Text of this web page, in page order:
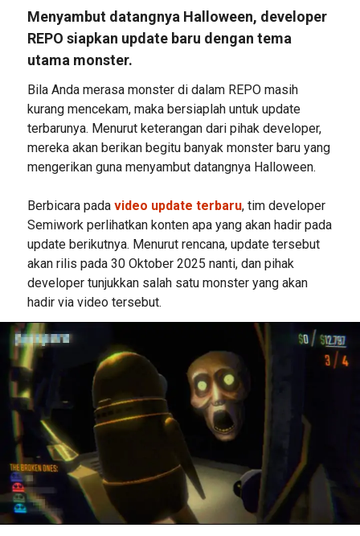
Menyambut datangnya Halloween, developer
REPO siapkan update baru dengan tema
utama monster.
Bila Anda merasa monster di dalam REPO masih
kurang mencekam, maka bersiaplah untuk update
terbarunya. Menurut keterangan dari pihak developer,
mereka akan berikan begitu banyak monster baru yang
mengerikan guna menyambut datangnya Halloween.
Berbicara pada video update terbaru, tim developer
Semiwork perlihatkan konten apa yang akan hadir pada
update berikutnya. Menurut rencana, update tersebut
akan rilis pada 30 Oktober 2025 nanti, dan pihak
developer tunjukkan salah satu monster yang akan
hadir via video tersebut.